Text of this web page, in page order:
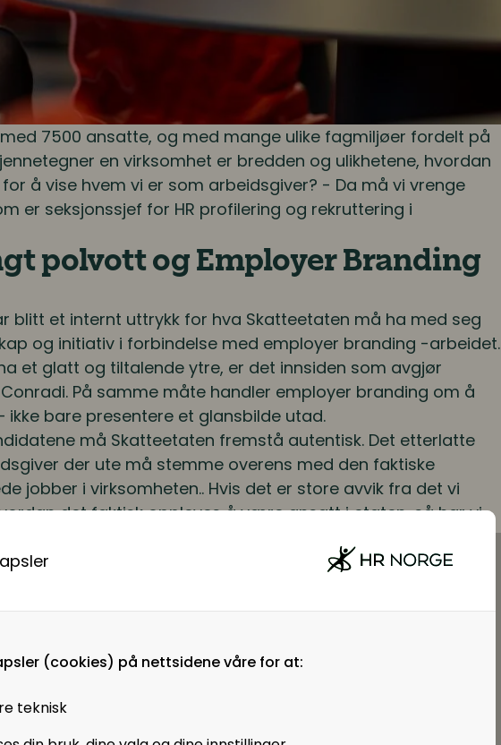
(cookies) på nettsidene våre for at:
teknisk
7500 ansatte, og med mange ulike fagmiljøer fordelt på
en virksomhet er bredden og ulikhetene, hvordan
å vise hvem vi er som arbeidsgiver? - Da må vi vrenge
er seksjonssjef for HR profilering og rekruttering i
polvott og Employer Branding
blitt et internt uttrykk for hva Skatteetaten må ha med seg
og initiativ i forbindelse med employer branding -arbeidet.
et glatt og tiltalende ytre, er det innsiden som avgjør
På samme måte handler employer branding om å
ikke bare presentere et glansbilde utad.
må Skatteetaten fremstå autentisk. Det etterlatte
der ute må stemme overens med den faktiske
jobber i virksomheten.. Hvis det er store avvik fra det vi
det faktisk oppleves å være ansatt i etaten, så har vi
seg igjen, og nyansatte får ikke forventningene sine
de velger å slutte hos oss.
om å bygge en stolthet internt, så vi kan skape gode
Employer branding handler vel så mye om å beholde
være attraktive også lengre ut i arbeidsforholdet, og ikke
er det noen synergier som påvirker mer enn man tenker.
mange lokasjoner over hele landet, med et bredt spekter
så står tverrfaglig samarbeid sentralt. Det å jobbe